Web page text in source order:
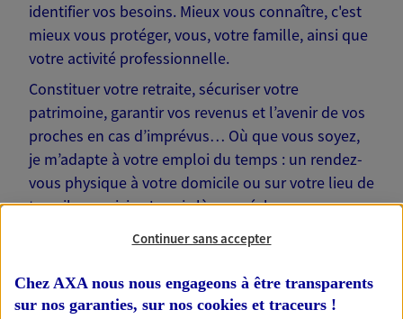
identifier vos besoins. Mieux vous connaître, c'est
mieux vous protéger, vous, votre famille, ainsi que
votre activité professionnelle.
Constituer votre retraite, sécuriser votre
patrimoine, garantir vos revenus et l’avenir de vos
proches en cas d’imprévus… Où que vous soyez,
je m’adapte à votre emploi du temps : un rendez-
vous physique à votre domicile ou sur votre lieu de
travail, une visio. Je suis là pour échanger avec
Continuer sans accepter
Chez AXA nous nous engageons à être transparents
sur nos garanties, sur nos cookies et traceurs !